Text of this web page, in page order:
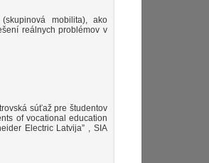
mobilita), ako
reálnych problémov v
súťaž pre študentov
of vocational education
Electric Latvija” , SIA